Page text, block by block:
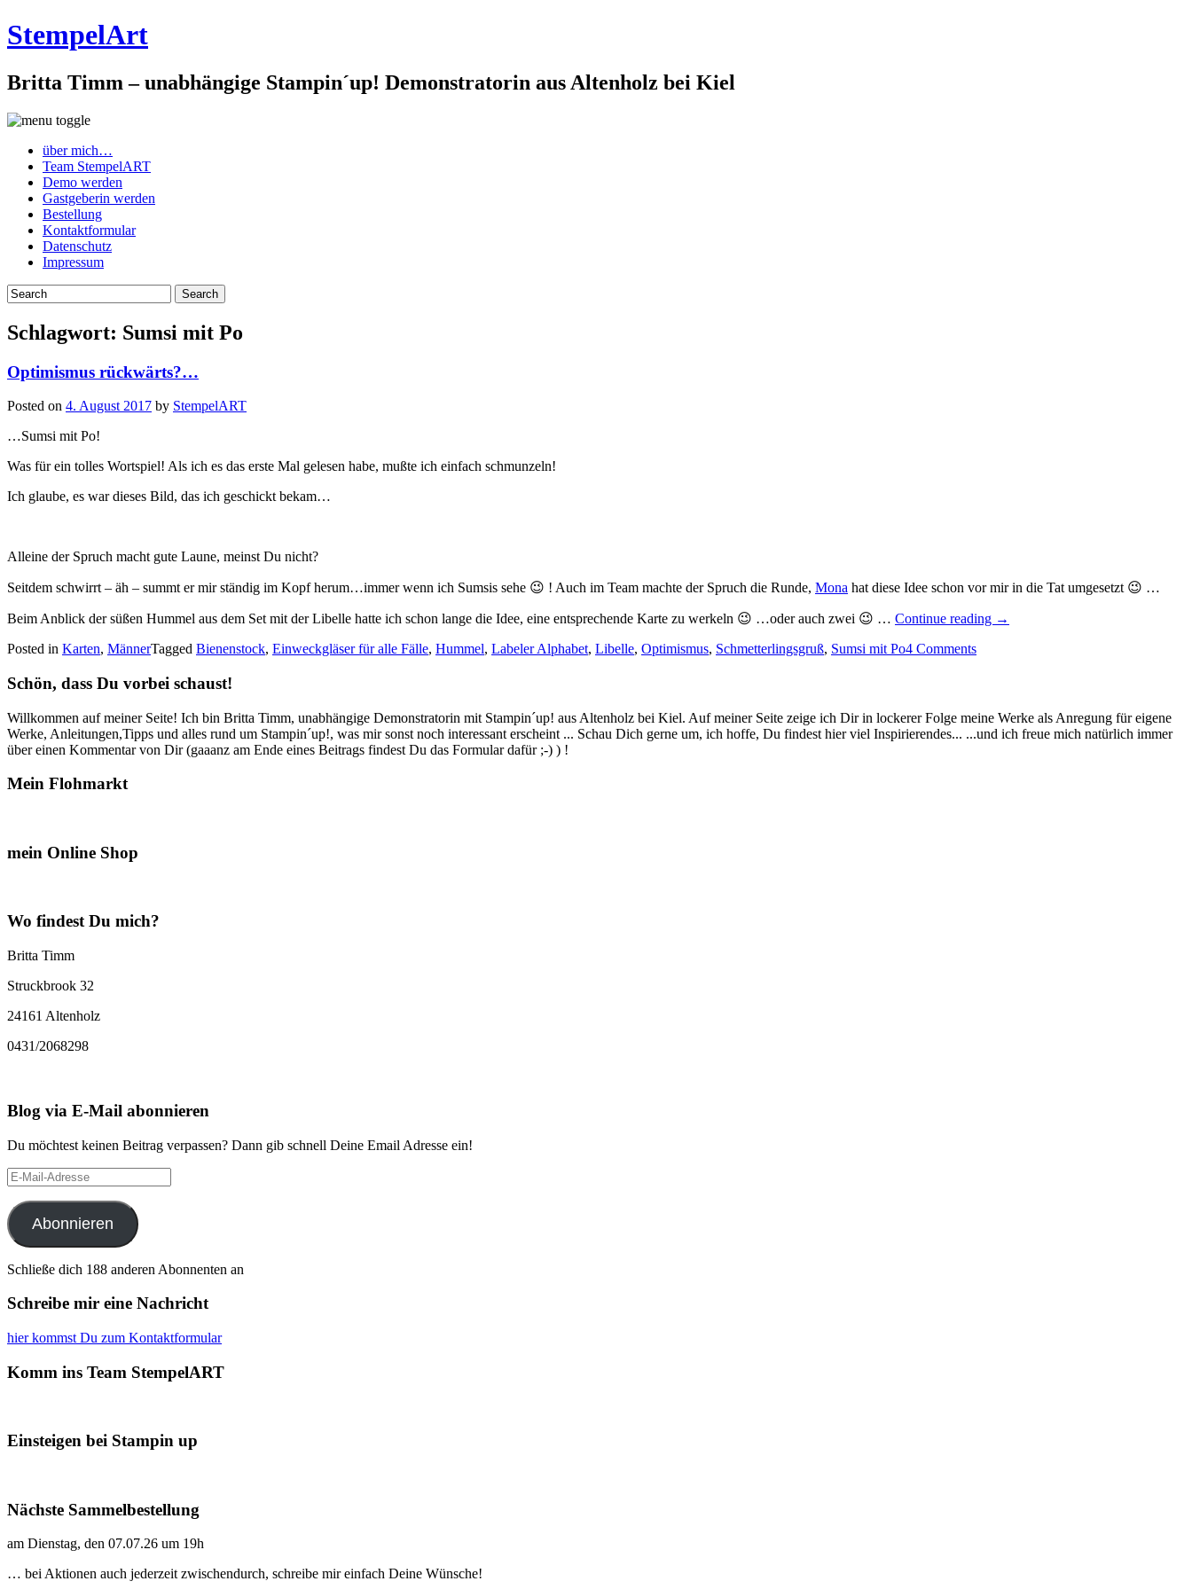
StempelArt
Britta Timm – unabhängige Stampin´up! Demonstratorin aus Altenholz bei Kiel
über mich…
Team StempelART
Demo werden
Gastgeberin werden
Bestellung
Kontaktformular
Datenschutz
Impressum
Schlagwort: Sumsi mit Po
Optimismus rückwärts?…
Posted on 4. August 2017 by StempelART
…Sumsi mit Po!
Was für ein tolles Wortspiel! Als ich es das erste Mal gelesen habe, mußte ich einfach schmunzeln!
Ich glaube, es war dieses Bild, das ich geschickt bekam…
Alleine der Spruch macht gute Laune, meinst Du nicht?
Seitdem schwirrt – äh – summt er mir ständig im Kopf herum…immer wenn ich Sumsis sehe 😉 ! Auch im Team machte der Spruch die Runde, Mona hat diese Idee schon vor mir in die Tat umgesetzt 😉 …
Beim Anblick der süßen Hummel aus dem Set mit der Libelle hatte ich schon lange die Idee, eine entsprechende Karte zu werkeln 😉 …oder auch zwei 😉 … Continue reading
„Optimismus
→
Posted in Karten, MännerTagged Bienenstock, Einweckgläser für alle Fälle, Hummel, Labeler Alphabet, Libelle, Optimismus, Schmetterlingsgruß, Sumsi mit Po4 Comments
Schön, dass Du vorbei schaust!
Willkommen auf meiner Seite! Ich bin Britta Timm, unabhängige Demonstratorin mit Stampin´up! aus Altenholz bei Kiel. Auf meiner Seite zeige ich Dir in lockerer Folge meine Werke als Anregung für eigene
Werke, Anleitungen,Tipps und alles rund um Stampin´up!, was mir sonst noch interessant erscheint ... Schau Dich gerne um, ich hoffe, Du findest hier viel Inspirierendes... ...und ich freue mich natürlich immer
über einen Kommentar von Dir (gaaanz am Ende eines Beitrags findest Du das Formular dafür ;-) ) !
Mein Flohmarkt
mein Online Shop
Wo findest Du mich?
Britta Timm
Struckbrook 32
24161 Altenholz
0431/2068298
Blog via E-Mail abonnieren
Du möchtest keinen Beitrag verpassen? Dann gib schnell Deine Email Adresse ein!
E-
Mail-
Adresse
Abonnieren
Schließe dich 188 anderen Abonnenten an
Schreibe mir eine Nachricht
hier kommst Du zum Kontaktformular
Komm ins Team StempelART
Einsteigen bei Stampin up
Nächste Sammelbestellung
am Dienstag, den 07.07.26 um 19h
… bei Aktionen auch jederzeit zwischendurch, schreibe mir einfach Deine Wünsche!